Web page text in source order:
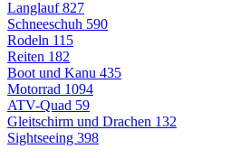
Langlauf827
Schneeschuh 590
Rodeln 115
Reiten 182
Boot und Kanu 435
Motorrad 1094
ATV-Quad 59
Gleitschirm und Drachen 132
Sightseeing 398